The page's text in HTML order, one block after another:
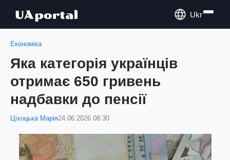
Ukr
Економіка
Яка категорія українців
отримає 650 гривень
надбавки до пенсії
Ціхоцька Марія24.06.2026 08:30